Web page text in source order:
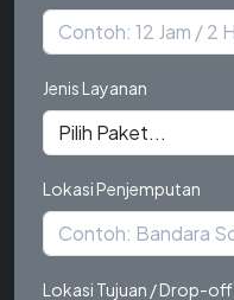
Jenis Layanan
Lokasi Penjemputan
Lokasi Tujuan / Drop-off